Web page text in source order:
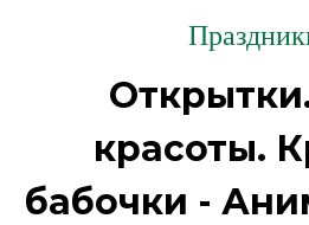
красоты.
бабочки -